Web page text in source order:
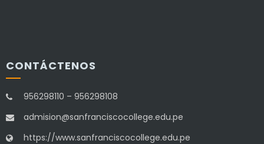
CONTÁCTENOS
956298110 – 956298108
admision@sanfranciscocollege.edu.pe
https://www.sanfranciscocollege.edu.pe